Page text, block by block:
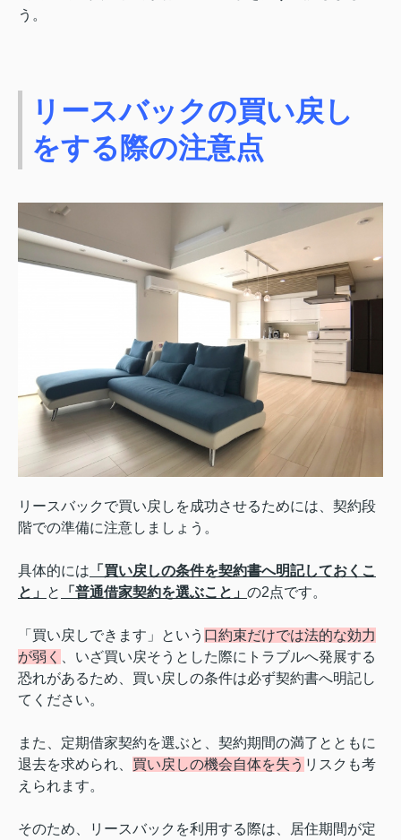
う。
リースバックの買い戻し
をする際の注意点
リースバックで買い戻しを成功させるためには、契約段
階での準備に注意しましょう。
具体的には 「買い戻しの条件を契約書へ明記しておくこ
と」 と 「普通借家契約を選ぶこと」 の2点です。
「買い戻しできます」という 口約束だけでは法的な効力
が弱く
、いざ買い戻そうとした際にトラブルへ発展する
恐れがあるため、買い戻しの条件は必ず契約書へ明記し
てください。
また、定期借家契約を選ぶと、契約期間の満了とともに
退去を求められ、 買い戻しの機会自体を失う リスクも考
えられます。
そのため、リースバックを利用する際は、居住期間が定